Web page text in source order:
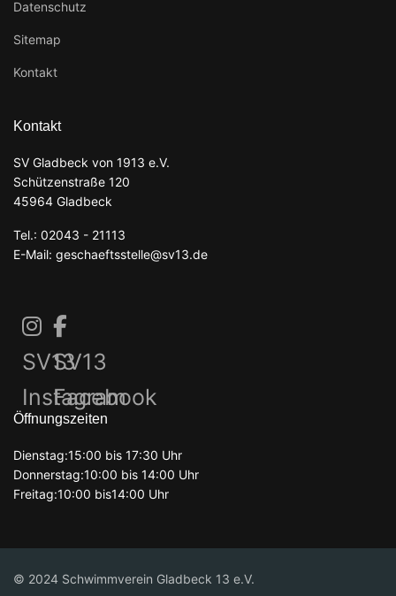
Datenschutz
Sitemap
Kontakt
Kontakt
SV Gladbeck von 1913 e.V.
Schützenstraße 120
45964 Gladbeck
Tel.: 02043 - 21113
E-Mail: geschaeftsstelle@sv13.de
SV13
Instagram
SV13
Facebook
Öffnungszeiten
Dienstag:15:00 bis 17:30 Uhr
Donnerstag:10:00 bis 14:00 Uhr
Freitag:10:00 bis14:00 Uhr
© 2024 Schwimmverein Gladbeck 13 e.V.